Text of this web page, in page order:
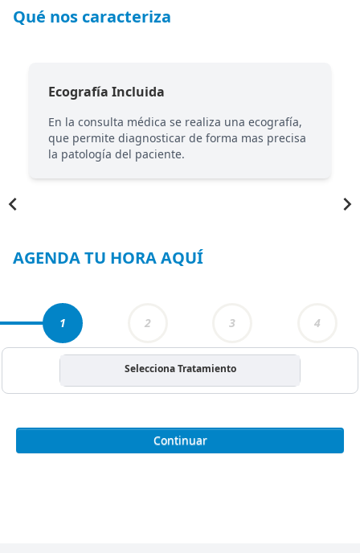
Qué nos caracteriza
Ecografía Incluida
En la consulta médica se realiza una ecografía,
que permite diagnosticar de forma mas precisa
la patología del paciente.
AGENDA TU HORA AQUÍ
1 2 3 4
Selecciona Tratamiento
Continuar